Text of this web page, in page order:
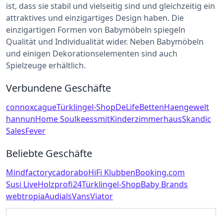
ist, dass sie stabil und vielseitig sind und gleichzeitig ein
attraktives und einzigartiges Design haben. Die
einzigartigen Formen von Babymöbeln spiegeln
Qualität und Individualität wider. Neben Babymöbeln
und einigen Dekorationselementen sind auch
Spielzeuge erhältlich.
Verbundene Geschäfte
connoxcagueTürklingel-ShopDeLifeBettenHaengewelt
hannunHome SoulkeessmitKinderzimmerhausSkandic
SalesFever
Beliebte Geschäfte
MindfactorycadoraboHiFi KlubbenBooking.com
Susi LiveHolzprofi24Türklingel-ShopBaby Brands
webtropiaAudialsVansViator